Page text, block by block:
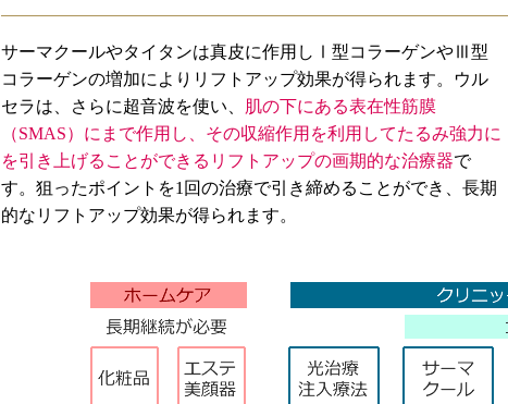
サーマクールやタイタンは真皮に作用しⅠ型コラーゲンやⅢ型
コラーゲンの増加によりリフトアップ効果が得られます。
ウル
セラは、さらに超音波を使い、 肌の下にある表在性筋膜
（SMAS）にまで作用し、その収縮作用を利用してたるみ強力に
を引き上げることができるリフトアップの画期的な治療器で
す。狙ったポイントを1回の治療で引き締めることができ、長期
的なリフトアップ効果が得られます。